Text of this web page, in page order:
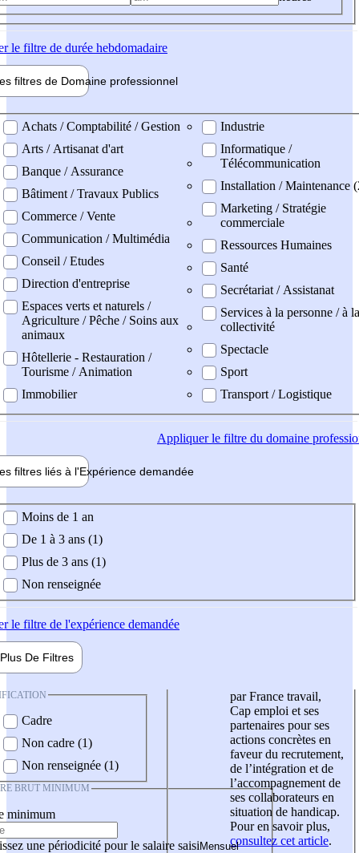
le filtre de durée hebdomadaire
filtres de Domaine professionnel
professionel
Achats / Comptabilité / Gestion
Arts / Artisanat d'art
Banque / Assurance
Bâtiment / Travaux Publics
Commerce / Vente
Communication / Multimédia
Conseil / Etudes
Direction d'entreprise
Espaces verts et naturels /
Agriculture / Pêche / Soins aux
animaux
Hôtellerie - Restauration /
Tourisme / Animation
Immobilier
Industrie
Informatique /
Télécommunication
Installation / Maintenance
Marketing / Stratégie
commerciale
Ressources Humaines
Santé
Secrétariat / Assistanat
Services à la personne / à la
collectivité
Spectacle
Sport
Transport / Logistique
Appliquerle filtre du domaine
filtres liés à l'Expérience demandée
demandée
Moins de 1 an
De 1 à 3 ans (1)
Plus de 3 ans (1)
Non renseignée
le filtre de l'expérience demandée
Plus De Filtres
Cadre
Non cadre (1)
Non renseignée (1)
BRUT MINIMUM
minimum
une périodicité pour le salaire saisi
par France travail,
Cap emploi et ses
partenaires pour ses
actions concrètes en
faveur du recrutement,
de l’intégration et de
l’accompagnement de
ses collaborateurs en
situation de handicap.
Pour en savoir plus,
consultez cet article.